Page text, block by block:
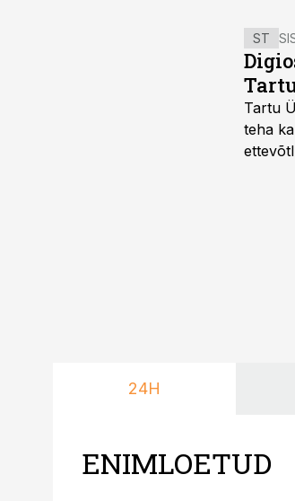
ST
Tartu
teha
24H
ENIMLOETUD